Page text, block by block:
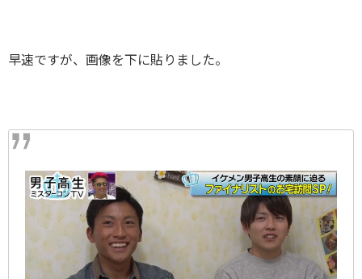
早速ですが、画像を下に貼りました。